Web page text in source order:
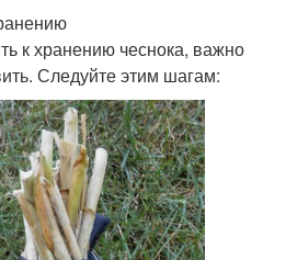
к хранению чеснока, важно
Следуйте этим шагам: